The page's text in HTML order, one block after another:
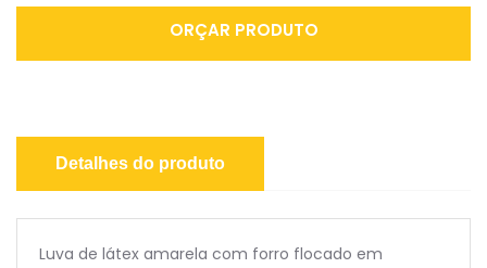
ORÇAR PRODUTO
Detalhes do produto
Luva de látex amarela com forro flocado em